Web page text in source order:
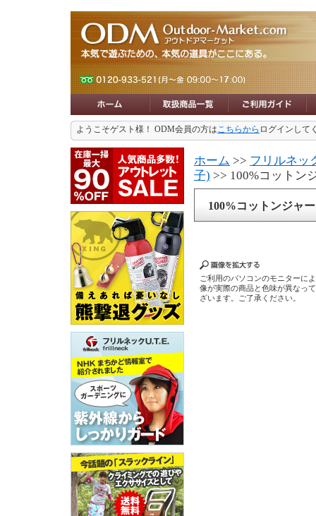
ようこそゲスト様！ ODM会員の方はこちらから ログインして
ホーム >> フリルネッ
子) >> 100%コットン
100%コットンジャ
ご利用のパソコンのモニターに
像が実際の商品と色味が異なっ
ざいます。ご了承ください。